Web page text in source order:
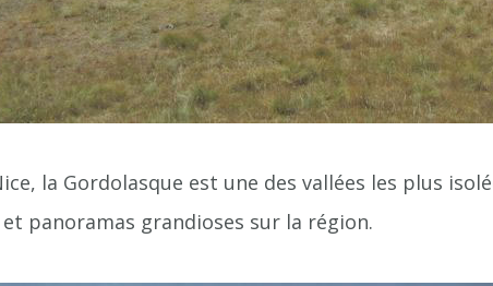
la Gordolasque est une des vallées les plus
panoramas grandioses sur la région.